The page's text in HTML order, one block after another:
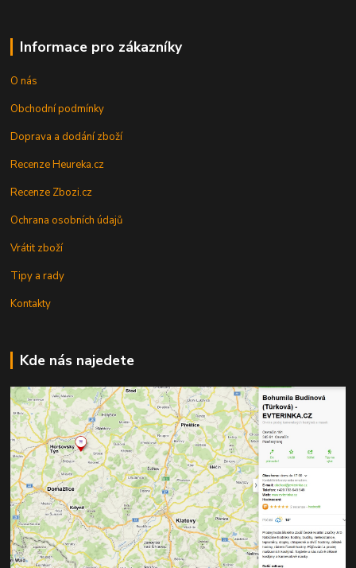
Informace pro zákazníky
O nás
Obchodní podmínky
Doprava a dodání zboží
Recenze Heureka.cz
Recenze Zbozi.cz
Ochrana osobních údajů
Vrátit zboží
Tipy a rady
Kontakty
Kde nás najedete